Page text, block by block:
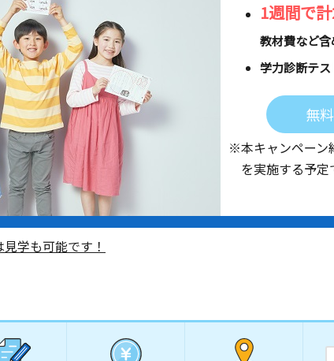
1週間で
教材費など含
学力診断テス
無
※本キャンペーン
を実施する予定
学も可能です！